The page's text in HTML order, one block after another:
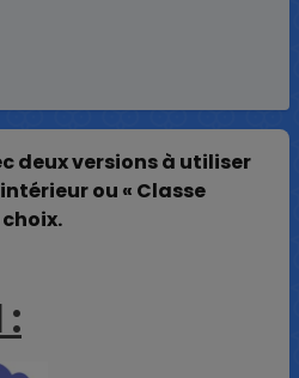
deux versions à utiliser
ou « Classe